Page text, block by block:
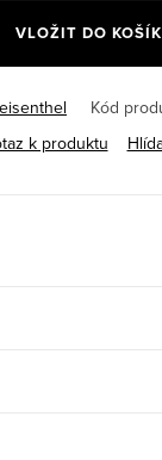
VLOŽIT DO
Kód
k produktu